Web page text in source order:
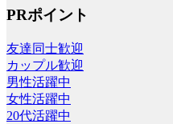
PRポイント
友達同士歓迎
カップル歓迎
男性活躍中
女性活躍中
20代活躍中